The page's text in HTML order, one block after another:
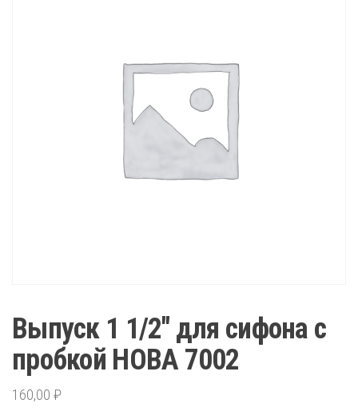
Выпуск 1 1/2″ для сифона с
пробкой НОВА 7002
160,00 ₽